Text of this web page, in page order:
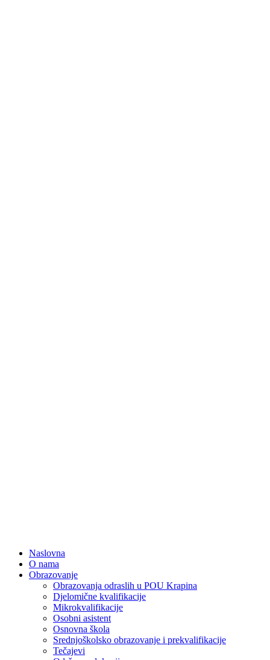
Naslovna
O nama
Obrazovanje
Obrazovanja odraslih u POU Krapina
Djelomične kvalifikacije
Mikrokvalifikacije
Osobni asistent
Osnovna škola
Srednjoškolsko obrazovanje i prekvalifikacije
Tečajevi